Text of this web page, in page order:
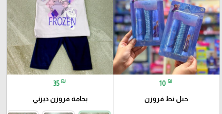
10 ₪
حبل نط فروزن
35 ₪
بجامة فروزن ديزني